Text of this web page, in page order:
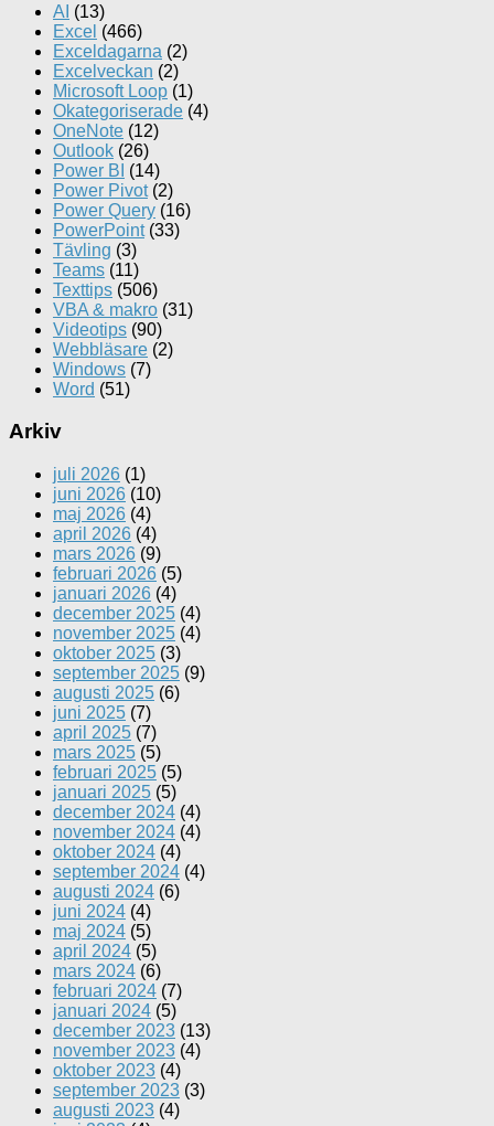
AI (13)
Excel (466)
Exceldagarna (2)
Excelveckan (2)
Microsoft Loop (1)
Okategoriserade (4)
OneNote (12)
Outlook (26)
Power BI (14)
Power Pivot(2)
Power Query (16)
PowerPoint(33)
Tävling (3)
Teams (11)
Texttips (506)
VBA & makro (31)
Videotips (90)
Webbläsare (2)
Windows (7)
Word (51)
Arkiv
juli 2026 (1)
juni 2026 (10)
maj 2026 (4)
april 2026 (4)
mars 2026 (9)
februari 2026 (5)
januari 2026 (4)
december 2025 (4)
november 2025 (4)
oktober 2025 (3)
september 2025 (9)
augusti 2025 (6)
juni 2025 (7)
april 2025 (7)
mars 2025 (5)
februari 2025 (5)
januari 2025 (5)
december 2024 (4)
november 2024 (4)
oktober 2024 (4)
september 2024 (4)
augusti 2024 (6)
juni 2024 (4)
maj 2024 (5)
april 2024 (5)
mars 2024 (6)
februari 2024 (7)
januari 2024 (5)
december 2023 (13)
november 2023 (4)
oktober 2023 (4)
september 2023 (3)
augusti 2023 (4)